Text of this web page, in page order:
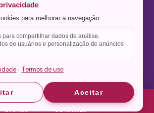
Ofertas Consultas
no Instagram
noTwitter
Blog Powered byWordPress
para melhorar a navegação.
para compartilhar dados de análise,
de usuários e personalização de anúncios
· Termos de uso
Aceitar